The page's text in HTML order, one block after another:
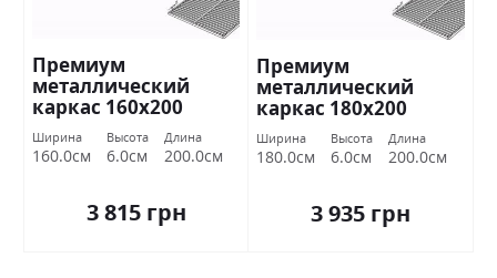
Премиум
металлический
каркас 160х200
Миромарк
Ширина
160.0см
Высота
6.0см
Длина
200.0см
3 815 грн
Премиум
металлический
каркас 180х200
Миромарк
Ширина
180.0см
Высота
6.0см
Длина
200.0см
3 935 грн